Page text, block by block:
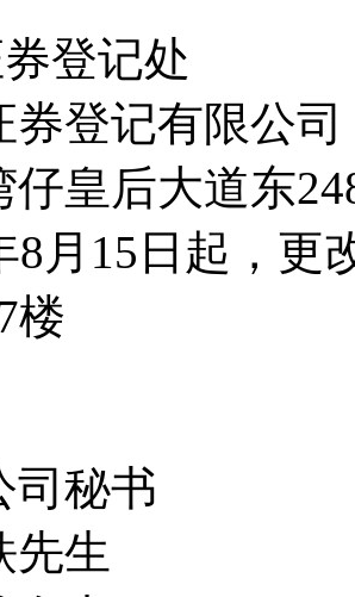
登记处
券登记有限公司
仔皇后大道东
8月15日起，更
楼
司秘书
先生